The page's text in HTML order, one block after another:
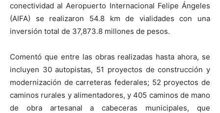
conectividad al Aeropuerto Internacional Felipe Ángeles
(AIFA) se realizaron 54.8 km de vialidades con una
inversión total de 37,873.8 millones de pesos.
Comentó que entre las obras realizadas hasta ahora, se
incluyen 30 autopistas, 51 proyectos de construcción y
modernización de carreteras federales; 52 proyectos de
caminos rurales y alimentadores, y 405 caminos de mano
de obra artesanal a cabeceras municipales, que